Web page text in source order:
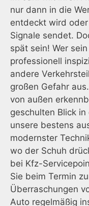
nur dann in die
entdeckt wird
Signale sendet.
spät sein! Wer
professionell
andere
großen Gefahr
von außen
geschulten Blick
unsere bestens
modernster
wo der Schuh
bei Kfz-
Sie beim Termin
Überraschungen
Auto regelmäßig